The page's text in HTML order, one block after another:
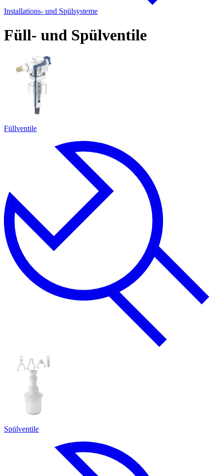
Installations- und Spülsysteme
Füll- und Spülventile
Füllventile
Spülventile